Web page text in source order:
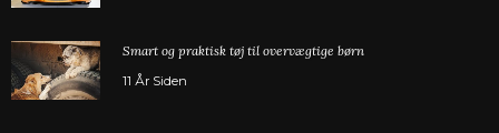
Smart og praktisk tøj til overvægtige børn
11 År Siden